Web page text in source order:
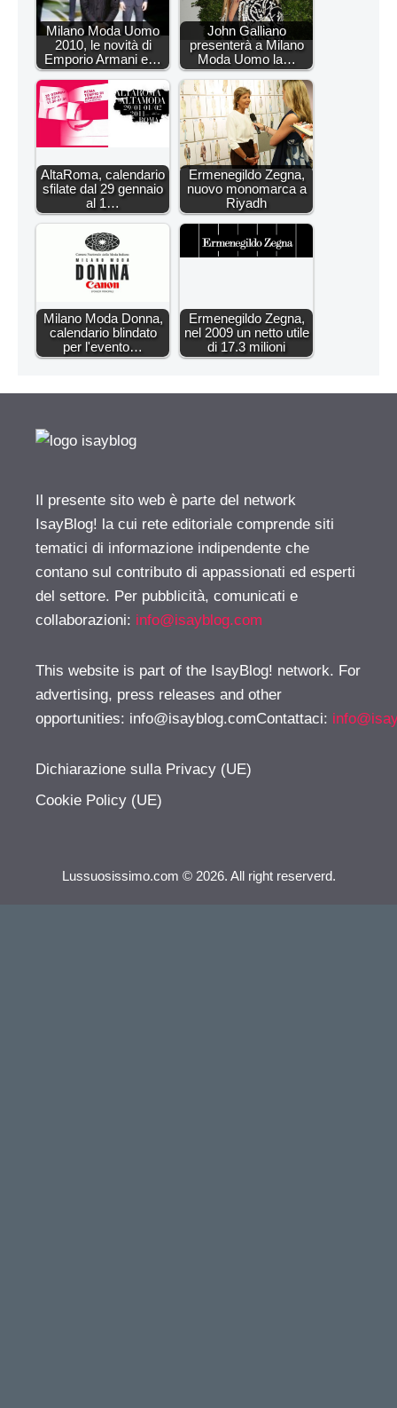
Milano Moda Uomo
2010, le novità di
Emporio Armani e…
John Galliano
presenterà a Milano
Moda Uomo la…
AltaRoma, calendario
sfilate dal 29 gennaio
al 1…
Ermenegildo Zegna,
nuovo monomarca a
Riyadh
Milano Moda Donna,
calendario blindato
per l'evento…
Ermenegildo Zegna,
nel 2009 un netto utile
di 17.3 milioni
Il presente sito web è parte del network
IsayBlog! la cui rete editoriale comprende siti
tematici di informazione indipendente che
contano sul contributo di appassionati ed esperti
del settore. Per pubblicità, comunicati e
collaborazioni: info@isayblog.com
This website is part of the IsayBlog! network. For
advertising, press releases and other
opportunities: info@isayblog.comContattaci:
Dichiarazione sulla Privacy (UE)
Cookie Policy (UE)
Lussuosissimo.com © 2026. All right reserverd.